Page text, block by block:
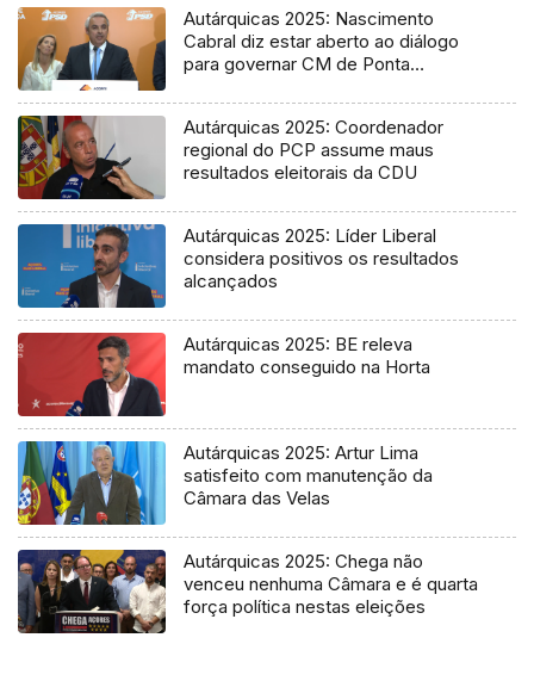
Autárquicas 2025: Nascimento
Cabral diz estar aberto ao diálogo
para governar CM de Ponta
Autárquicas 2025: Coordenador
regional do PCP assume maus
resultados eleitorais da CDU
Autárquicas 2025: Líder Liberal
considera positivos os resultados
alcançados
Autárquicas 2025: BE releva
mandato conseguido na Horta
Autárquicas 2025: Artur Lima
satisfeito com manutenção da
Câmara das Velas
Autárquicas 2025: Chega não
venceu nenhuma Câmara e é quarta
força política nestas eleições